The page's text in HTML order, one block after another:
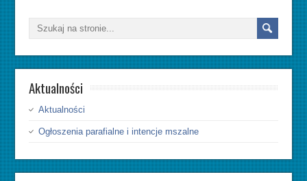
Aktualności
Aktualności
Ogłoszenia parafialne i intencje mszalne